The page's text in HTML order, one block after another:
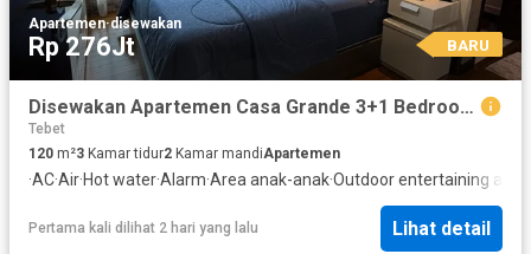
Apartemen·disewakan
Rp 276Jt BARU
Disewakan Apartemen Casa Grande 3+1 Bedroom Fully furnished Angelo Tower
Tebet
120 m²3 Kamar tidur2 Kamar mandiApartemen
·AC·Air·Hot water·Alarm·Area anak-anak·Outdoor entertaining area
Pertama kali dilihat 2 hari yang lalu Lihat detail